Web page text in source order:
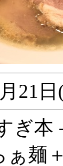
21
ぎ本
ぁ麺